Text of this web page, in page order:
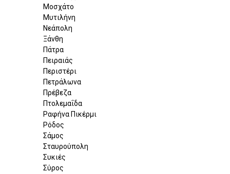
Μοσχάτο
Μυτιλήνη
Νεάπολη
Ξάνθη
Πάτρα
Πειραιάς
Περιστέρι
Πετράλωνα
Πρέβεζα
Πτολεμαΐδα
Ραφήνα Πικέρμι
Ρόδος
Σάμος
Σταυρούπολη
Συκιές
Σύρος